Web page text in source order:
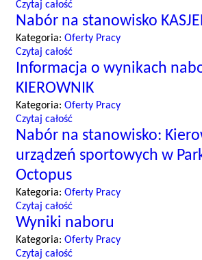
Czytaj całość
Nabór na stanowisko
Kategoria: Oferty Pracy
Czytaj całość
Informacja o wynikach
KIEROWNIK
Kategoria: Oferty Pracy
Czytaj całość
Nabór na stanowisko:
urządzeń sportowych w
Octopus
Kategoria: Oferty Pracy
Czytaj całość
Wyniki naboru
Kategoria: Oferty Pracy
Czytaj całość